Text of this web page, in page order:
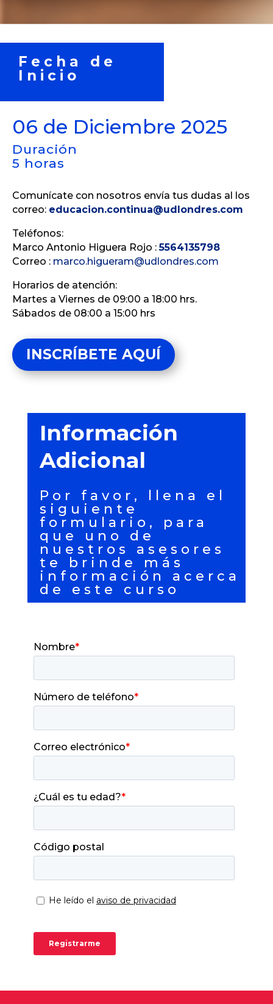
Fecha de
Inicio
06 de Diciembre 2025
Duración
5 horas
Comunícate con nosotros envía tus dudas al los
correo: educacion.continua@udlondres.com
Teléfonos:
Marco Antonio Higuera Rojo :5564135798
Correo : marco.higueram@udlondres.com
Horarios de atención:
Martes a Viernes de 09:00 a 18:00 hrs.
Sábados de 08:00 a 15:00 hrs
INSCRÍBETE AQUÍ
Información
Adicional
Por favor, llena el
siguiente
formulario, para
que uno de
nuestros asesores
te brinde más
información acerca
de este curso